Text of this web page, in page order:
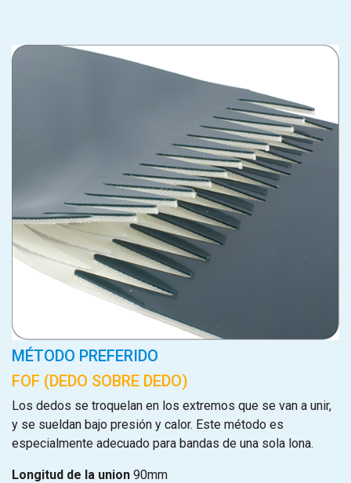
MÉTODO PREFERIDO
FOF (DEDO SOBRE DEDO)
Los dedos se troquelan en los extremos que se van a unir,
y se sueldan bajo presión y calor. Este método es
especialmente adecuado para bandas de una sola lona.
Longitud de la union 90mm